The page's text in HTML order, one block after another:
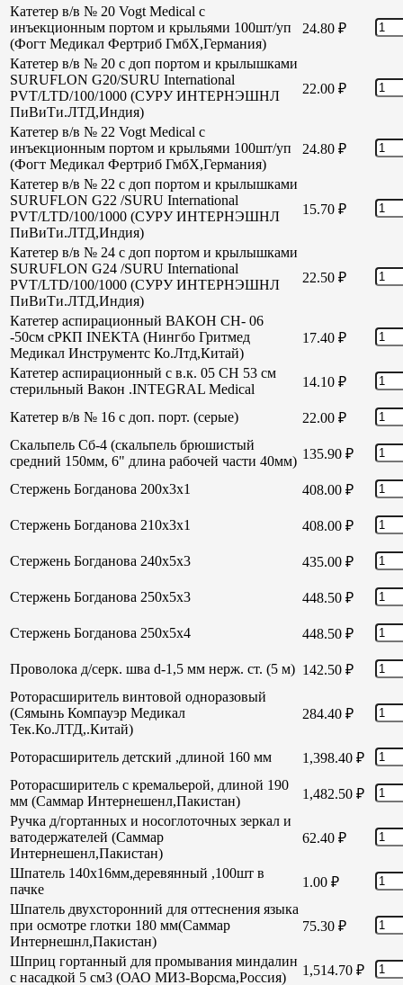
Катетер в/в № 20 Vogt Medical с
инъекционным портом и крыльями 100шт/уп
(Фогт Медикал Фертриб ГмбХ,Германия)
24.80 ₽
Катетер в/в № 20 с доп портом и крылышками
SURUFLON G20/SURU International
PVT/LTD/100/1000 (СУРУ ИНТЕРНЭШНЛ
ПиВиТи.ЛТД,Индия)
22.00 ₽
Катетер в/в № 22 Vogt Medical с
инъекционным портом и крыльями 100шт/уп
(Фогт Медикал Фертриб ГмбХ,Германия)
24.80 ₽
Катетер в/в № 22 с доп портом и крылышками
SURUFLON G22 /SURU International
PVT/LTD/100/1000 (СУРУ ИНТЕРНЭШНЛ
ПиВиТи.ЛТД,Индия)
15.70 ₽
Катетер в/в № 24 с доп портом и крылышками
SURUFLON G24 /SURU International
PVT/LTD/100/1000 (СУРУ ИНТЕРНЭШНЛ
ПиВиТи.ЛТД,Индия)
22.50 ₽
Катетер аспирационный ВАКОН СН- 06
-50см сРКП INEKTA (Нингбо Гритмед
Медикал Инструментс Ко.Лтд,Китай)
17.40 ₽
Катетер аспирационный с в.к. 05 СН 53 см
стерильный Вакон .INTEGRAL Medical
14.10 ₽
Катетер в/в № 16 с доп. порт. (серые) 22.00 ₽
Скальпель Сб-4 (скальпель брюшистый
средний 150мм, 6" длина рабочей части 40мм) 135.90 ₽
Стержень Богданова 200х3х1 408.00 ₽
Стержень Богданова 210х3х1 408.00 ₽
Стержень Богданова 240х5х3 435.00 ₽
Стержень Богданова 250х5х3 448.50 ₽
Стержень Богданова 250х5х4 448.50 ₽
Проволока д/серк. шва d-1,5 мм нерж. ст. (5 м) 142.50 ₽
Роторасширитель винтовой одноразовый
(Сямынь Компауэр Медикал
Тек.Ко.ЛТД,.Китай)
284.40 ₽
Роторасширитель детский ,длиной 160 мм 1,398.40 ₽
Роторасширитель с кремальерой, длиной 190
мм (Саммар Интернешенл,Пакистан)
1,482.50 ₽
Ручка д/гортанных и носоглоточных зеркал и
ватодержателей (Саммар
Интернешенл,Пакистан)
62.40 ₽
Шпатель 140х16мм,деревянный ,100шт в
пачке
1.00 ₽
Шпатель двухсторонний для оттеснения языка
при осмотре глотки 180 мм(Саммар
Интернешнл,Пакистан)
75.30 ₽
Шприц гортанный для промывания миндалин
с насадкой 5 см3 (ОАО МИЗ-Ворсма,Россия)
1,514.70 ₽